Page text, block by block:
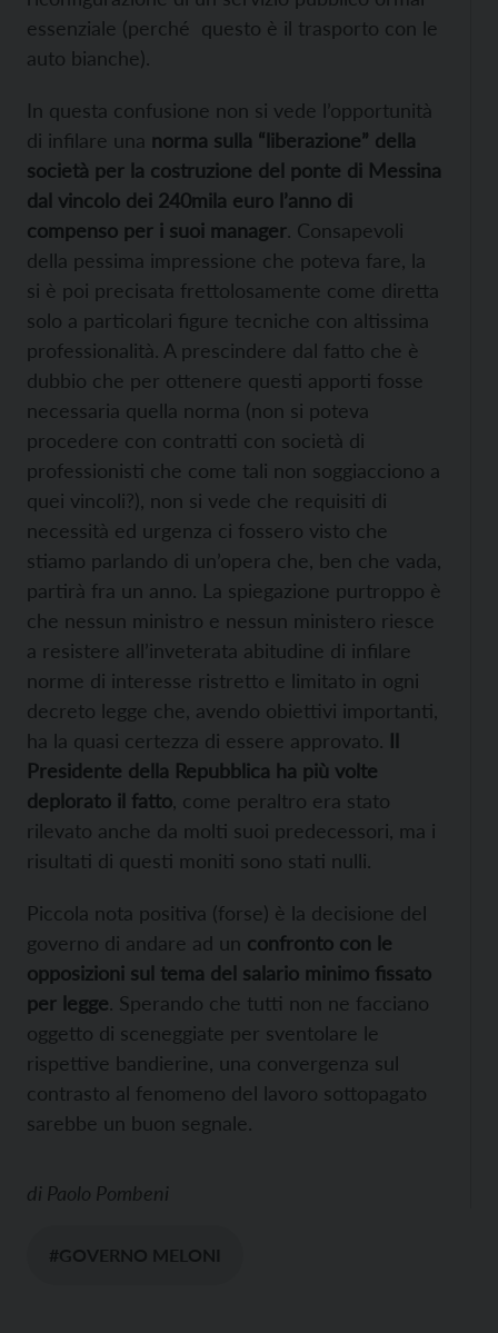
essenziale (perché questo è il trasporto con le
auto bianche).
In questa confusione non si vede l’opportunità
di infilare una norma sulla “liberazione” della
società per la costruzione del ponte di Messina
dal vincolo dei 240mila euro l’anno di
compenso per i suoi manager. Consapevoli
della pessima impressione che poteva fare, la
si è poi precisata frettolosamente come diretta
solo a particolari figure tecniche con altissima
professionalità. A prescindere dal fatto che è
dubbio che per ottenere questi apporti fosse
necessaria quella norma (non si poteva
procedere con contratti con società di
professionisti che come tali non soggiacciono a
quei vincoli?), non si vede che requisiti di
necessità ed urgenza ci fossero visto che
stiamo parlando di un’opera che, ben che vada,
partirà fra un anno. La spiegazione purtroppo è
che nessun ministro e nessun ministero riesce
a resistere all’inveterata abitudine di infilare
norme di interesse ristretto e limitato in ogni
decreto legge che, avendo obiettivi importanti,
ha la quasi certezza di essere approvato. Il
Presidente della Repubblica ha più volte
deplorato il fatto , come peraltro era stato
rilevato anche da molti suoi predecessori, ma i
risultati di questi moniti sono stati nulli.
Piccola nota positiva (forse) è la decisione del
governo di andare ad un confronto con le
opposizioni sul tema del salario minimo fissato
per legge. Sperando che tutti non ne facciano
oggetto di sceneggiate per sventolare le
rispettive bandierine, una convergenza sul
contrasto al fenomeno del lavoro sottopagato
sarebbe un buon segnale.
di Paolo Pombeni
#GOVERNO MELONI